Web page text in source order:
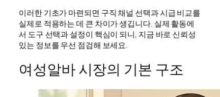
이러한 기초가 마련되면 구직 채널 선택과 시급 비교를
실제로 적용하는 데 큰 차이가 생깁니다. 실제 활동에
서 도구 선택과 설정이 핵심이 되니, 지금 바로 신뢰성
있는 정보를 우선 점검해 보세요.
여성알바 시장의 기본 구조